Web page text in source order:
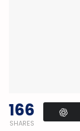
166
SHARES